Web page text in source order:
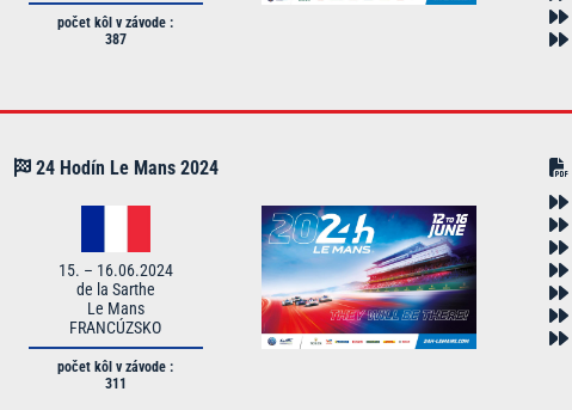
počet kôl v závode :
387
24 Hodín Le Mans 2024
15. – 16.06.2024
de la Sarthe
Le Mans
FRANCÚZSKO
počet kôl v závode :
311